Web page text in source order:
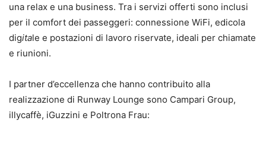
una relax e una business. Tra i servizi offerti sono inclusi
per il comfort dei passeggeri: connessione WiFi, edicola
digitale e postazioni di lavoro riservate, ideali per chiamate
e riunioni.
I partner d’eccellenza che hanno contribuito alla
realizzazione di Runway Lounge sono Campari Group,
illycaffè, iGuzzini e Poltrona Frau: